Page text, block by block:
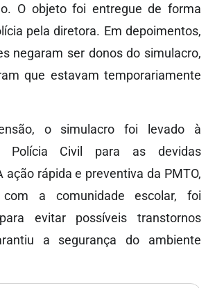
O objeto foi entregue de forma
pela diretora. Em depoimentos,
negaram ser donos do simulacro,
que estavam temporariamente
o simulacro foi levado à
Polícia Civil para as devidas
ação rápida e preventiva da PMTO,
a comunidade escolar, foi
evitar possíveis transtornos
a segurança do ambiente